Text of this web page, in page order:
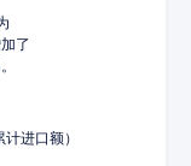
了
进口额）